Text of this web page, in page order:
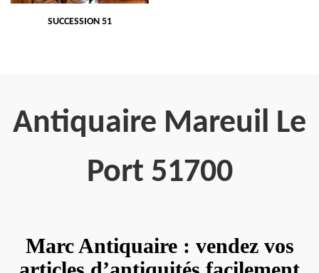
SUCCESSION 51
Antiquaire Mareuil Le
Port 51700
Marc Antiquaire : vendez vos